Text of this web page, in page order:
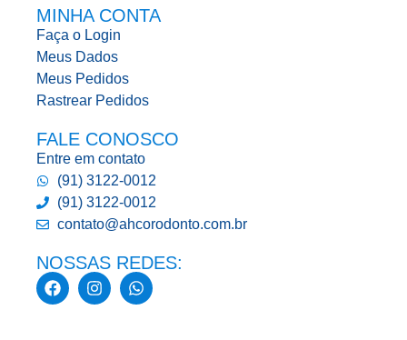
MINHA CONTA
Faça o Login
Meus Dados
Meus Pedidos
Rastrear Pedidos
FALE CONOSCO
Entre em contato
(91) 3122-0012
(91) 3122-0012
contato@ahcorodonto.com.br
NOSSAS REDES: